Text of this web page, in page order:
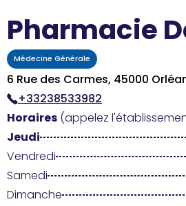
Pharmacie
Médecine Générale
6 Rue des Carmes, 45000
+33238533982
Horaires (appelez
Jeudi
Vendredi
Samedi
Dimanche